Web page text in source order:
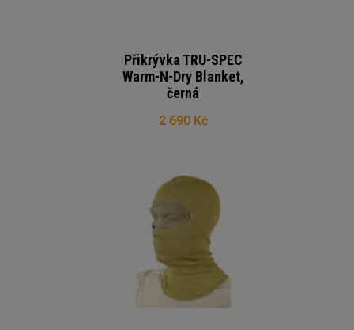
Přikrývka TRU-SPEC
Warm-N-Dry Blanket,
černá
2 690 Kč